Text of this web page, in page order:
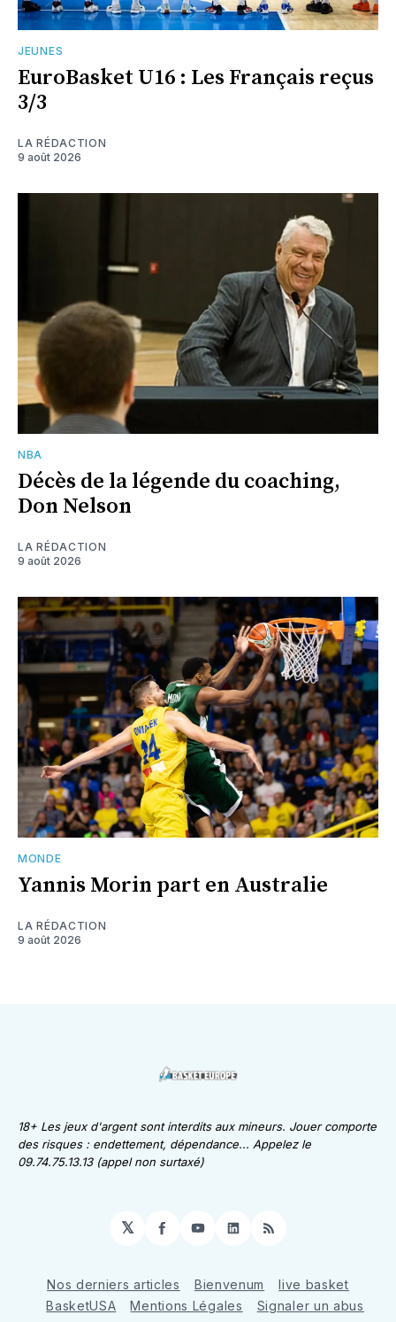
JEUNES
EuroBasket U16 : Les Français reçus
3/3
LA RÉDACTION
9 août 2026
NBA
Décès de la légende du coaching,
Don Nelson
LA RÉDACTION
9 août 2026
MONDE
Yannis Morin part en Australie
LA RÉDACTION
9 août 2026
18+ Les jeux d'argent sont interdits aux mineurs. Jouer comporte
des risques : endettement, dépendance... Appelez le
09.74.75.13.13 (appel non surtaxé)
𝕏 Facebook
YouTube
LinkedIn
RSS
Nos derniers articles Bienvenum
live basket
BasketUSA
Mentions Légales
Signaler un abus